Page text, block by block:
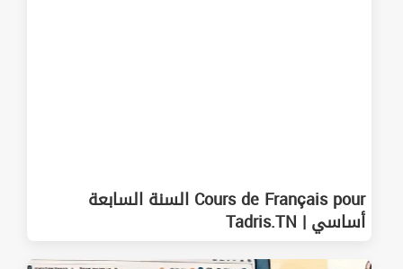
Cours de Français pour السنة السابعة
أساسي | Tadris.TN